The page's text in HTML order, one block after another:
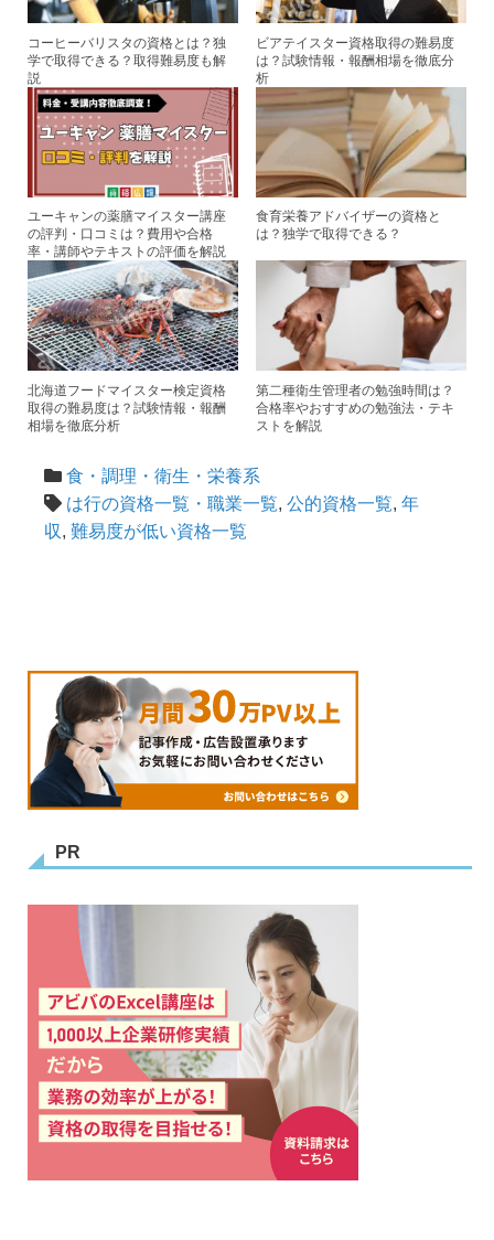
k
コーヒーバリスタの資格とは？独
学で取得できる？取得難易度も解
説
ビアテイスター資格取得の難易度
は？試験情報・報酬相場を徹底分
析
ユーキャンの薬膳マイスター講座
の評判・口コミは？費用や合格
率・講師やテキストの評価を解説
食育栄養アドバイザーの資格と
は？独学で取得できる？
北海道フードマイスター検定資格
取得の難易度は？試験情報・報酬
相場を徹底分析
第二種衛生管理者の勉強時間は？
合格率やおすすめの勉強法・テキ
ストを解説
食・調理・衛生・栄養系
は行の資格一覧・職業一覧, 公的資格一覧, 年
収, 難易度が低い資格一覧
PR